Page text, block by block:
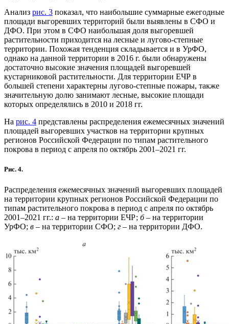
Анализ рис. 3 показал, что наибольшие суммарные ежегодные
площади выгоревших территорий были выявлены в СФО и
ДФО. При этом в СФО наибольшая доля выгоревшей
растительности приходится на лесные и лугово-степные
территории. Похожая тенденция складывается и в УрФО,
однако на данной территории в 2016 г. были обнаружены
достаточно высокие значения площадей выгоревшей
кустарниковой растительности. Для территории ЕЧР в
большей степени характерны лугово-степные пожары, также
значительную долю занимают лесные, высокие площади
которых определялись в 2010 и 2018 гг.
На рис. 4 представлены распределения ежемесячных значений
площадей выгоревших участков на территории крупных
регионов Российской Федерации по типам растительного
покрова в период с апреля по октябрь 2001–2021 гг.
Рис. 4.
Распределения ежемесячных значений выгоревших площадей
на территории крупных регионов Российской Федерации по
типам растительного покрова в период с апреля по октябрь
2001–2021 гг.: а – на территории ЕЧР; б– на территории
УрФО; в – на территории СФО; г – на территории ДФО.